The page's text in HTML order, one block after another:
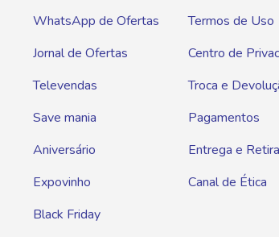
WhatsApp de Ofertas
Jornal de Ofertas
Televendas
Save mania
Aniversário
Expovinho
Black Friday
Termos de Uso
Centro de
Troca e
Pagamentos
Entrega e
Canal de Ética